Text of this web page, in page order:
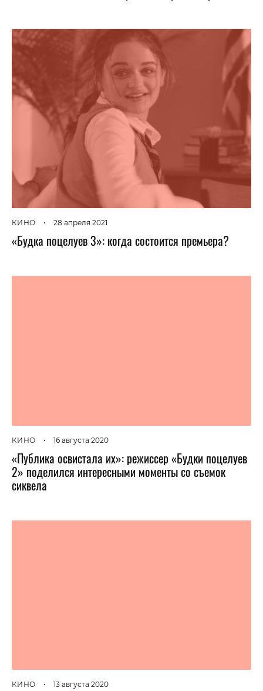
КИНО • 28 апреля 2021
«Будка поцелуев 3»: когда состоится премьера?
КИНО • 16 августа 2020
«Публика освистала их»: режиссер «Будки поцелуев
2» поделился интересными моменты со съемок
сиквела
КИНО • 13 августа 2020